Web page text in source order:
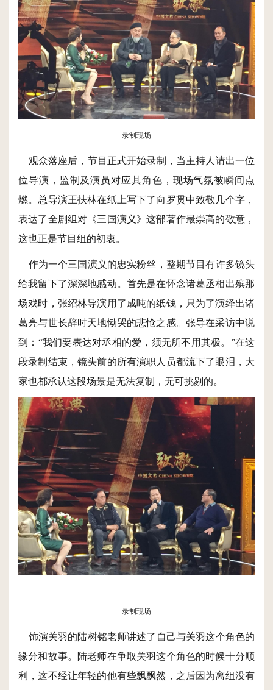
录制现场
观众落座后，节目正式开始录制，当主持人请出一位
位导演，监制及演员对应其角色，现场气氛被瞬间点
燃。总导演王扶林在纸上写下了向罗贯中致敬几个字，
表达了全剧组对《三国演义》这部著作最崇高的敬意，
这也正是节目组的初衷。
作为一个三国演义的忠实粉丝，整期节目有许多镜头
给我留下了深深地感动。首先是在怀念诸葛丞相出殡那
场戏时，张绍林导演用了成吨的纸钱，只为了演绎出诸
葛亮与世长辞时天地恸哭的悲怆之感。张导在采访中说
到：“我们要表达对丞相的爱，须无所不用其极。”在这
段录制结束，镜头前的所有演职人员都流下了眼泪，大
家也都承认这段场景是无法复制，无可挑剔的。
录制现场
饰演关羽的陆树铭老师讲述了自己与关羽这个角色的
缘分和故事。陆老师在争取关羽这个角色的时候十分顺
利，这不经让年轻的他有些飘飘然，之后因为离组没有